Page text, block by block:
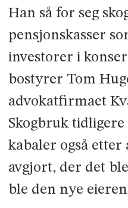
Han så for seg
pensjonskasser
investorer i
bostyrer Tom
advokatfirmaet
Skogbruk tidligere
kabaler også etter
avgjort, der det
ble den nye